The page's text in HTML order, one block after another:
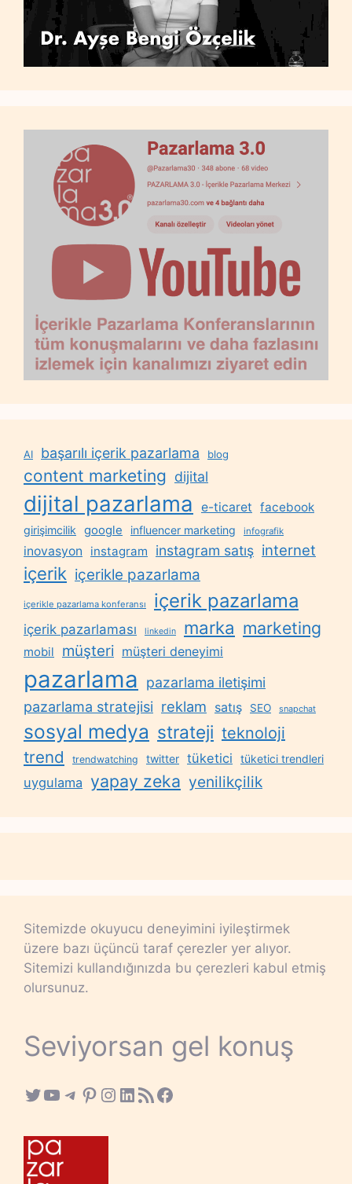
AI başarılı içerik pazarlama blog
content marketing dijital
dijital pazarlama e-ticaret facebook
girişimcilik google influencer marketing infografik
inovasyon instagram instagram satış internet
içerik içerikle pazarlama
içerikle pazarlama konferansı içerik pazarlama
içerik pazarlaması linkedin marka marketing
mobil müşteri müşteri deneyimi
pazarlama
pazarlama iletişimi
pazarlama stratejisi reklam satış SEO snapchat
sosyal medya strateji teknoloji
trend trendwatching twitter tüketici tüketici trendleri
uygulama yapay zeka yenilikçilik
Sitemizde okuyucu deneyimini iyileştirmek
üzere bazı üçüncü taraf çerezler yer alıyor.
Sitemizi kullandığınızda bu çerezleri kabul etmiş
olursunuz.
Seviyorsan gel konuş
Twitter
YouTube
Telegram
Pinterest
Instagram
LinkedIn
RSS FeedFacebook